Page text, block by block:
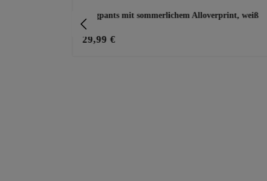
Joggpants mit sommerlichem Alloverprint, weiß
29,99 €